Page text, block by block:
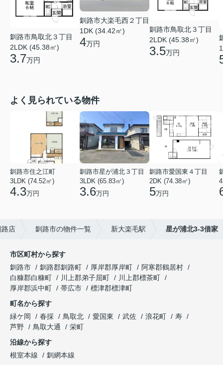
釧路市鳥取北３丁目
2LDK (45.38㎡)
3.7万円
釧路市大楽毛西２丁目
1DK (34.42㎡)
4万円
釧路市鳥取北３丁目
2LDK (45.38㎡)
3.5万円
よく見られている物件
釧路市住之江町
3LDK (74.52㎡)
4.3万円
釧路市星が浦北３丁目
3LDK (65.83㎡)
3.6万円
釧路市愛国東４丁目
2DK (74.38㎡)
5万円
路店 釧路市の物件一覧 新大楽毛駅 星が浦北3-3借家
市区町村から探す
釧路市
釧路郡釧路町 厚岸郡厚岸町
阿寒郡鶴居村
白糠郡白糠町
川上郡弟子屈町
川上郡標茶町
厚岸郡浜中町
帯広市
標津郡標津町
町名から探す
緑ケ岡
春採 鳥取北 愛国東 武佐 浪花町
寿
芦野
鳥取大通
栄町
沿線から探す
根室本線
釧網本線